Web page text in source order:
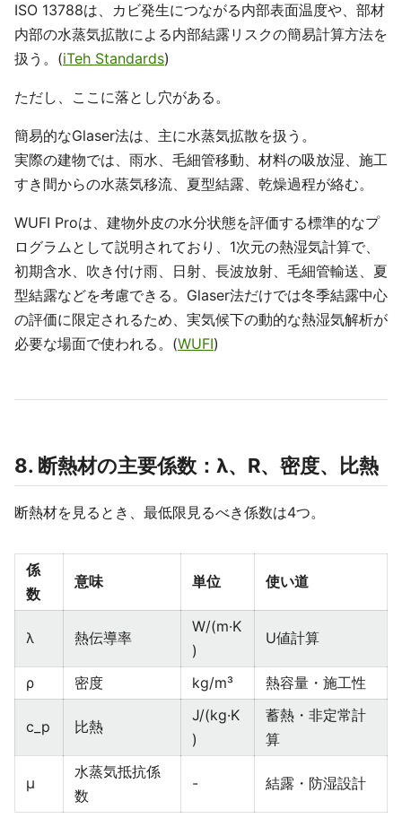
ISO 13788は、カビ発生につながる内部表面温度や、部材
内部の水蒸気拡散による内部結露リスクの簡易計算方法を
扱う。(iTeh Standards)
ただし、ここに落とし穴がある。
簡易的なGlaser法は、主に水蒸気拡散を扱う。
実際の建物では、雨水、毛細管移動、材料の吸放湿、施工
すき間からの水蒸気移流、夏型結露、乾燥過程が絡む。
WUFI Proは、建物外皮の水分状態を評価する標準的なプ
ログラムとして説明されており、1次元の熱湿気計算で、
初期含水、吹き付け雨、日射、長波放射、毛細管輸送、夏
型結露などを考慮できる。Glaser法だけでは冬季結露中心
の評価に限定されるため、実気候下の動的な熱湿気解析が
必要な場面で使われる。(WUFI)
8. 断熱材の主要係数：λ、R、密度、比熱
断熱材を見るとき、最低限見るべき係数は4つ。
係
数
意味 単位 使い道
λ 熱伝導率
W/(m·K
)
U値計算
ρ 密度 kg/m³ 熱容量・施工性
c_p 比熱
J/(kg·K
)
蓄熱・非定常計
算
μ
水蒸気抵抗係
数
- 結露・防湿設計